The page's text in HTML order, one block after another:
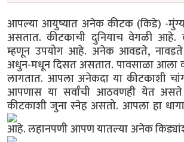
आपल्या आयुष्यात अनेक कीटक (किडे) -
असतात. कीटकाची दुनियाच वेगळी आहे.
म्हणून उपयोग आहे. अनेक आवडते,
अधुन-मधून दिसत असतात. पावसाळा आला
लागतात. आपला अनेकदा या कीटकाशी
आपणास या सर्वांची आठवणही येत
कीटकाशी जुना स्नेह असतो. आपला हा
आहे.लहानपणी आपण यातल्या अनेक